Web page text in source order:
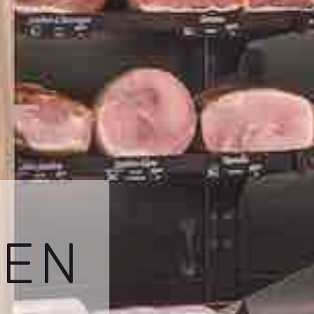
MONDE